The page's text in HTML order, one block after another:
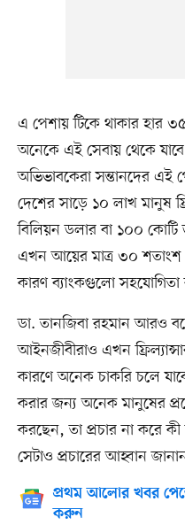
এ পেশায় টিকে থাকার হার
অনেকে এই সেবায় থেকে
অভিভাবকেরা সন্তানদের এই
দেশের সাড়ে ১০ লাখ মানুষ
বিলিয়ন ডলার বা ১০০
এখন আয়ের মাত্র ৩০ শতাংশ
কারণ ব্যাংকগুলো সহযোগিতা
ডা. তানজিবা রহমান আরও
আইনজীবীরাও এখন
কারণে অনেক চাকরি চলে
করার জন্য অনেক মানুষের
করছেন, তা প্রচার না করে
সেটাও প্রচারের আহ্বান
প্রথম আলোর খবর
করুন